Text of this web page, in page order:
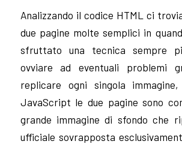
Analizzando il codice HTML ci
due pagine molte semplici in
sfruttato una tecnica sempre
ovviare ad eventuali problemi
replicare ogni singola
JavaScript le due pagine sono
grande immagine di sfondo che
ufficiale sovrapposta